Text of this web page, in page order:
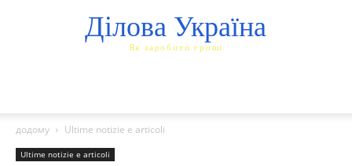
Ділова Україна
Як заробити гроші
додому Ultime notizie e articoli
Ultime notizie e articoli